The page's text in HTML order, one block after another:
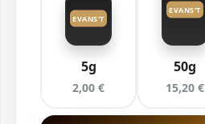
EVANS'T
5g
2,00 €
EVANS'T
50g
15,20 €